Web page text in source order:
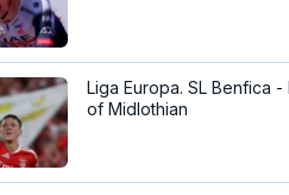
Liga Europa. SL Benfica -
of Midlothian